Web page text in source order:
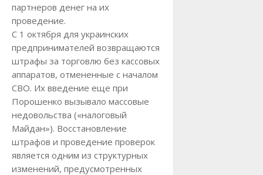
партнеров денег на их
проведение.
С 1 октября для украинских
предпринимателей возвращаются
штрафы за торговлю без кассовых
аппаратов, отмененные с началом
СВО. Их введение еще при
Порошенко вызывало массовые
недовольства («налоговый
Майдан»). Восстановление
штрафов и проведение проверок
является одним из структурных
изменений, предусмотренных